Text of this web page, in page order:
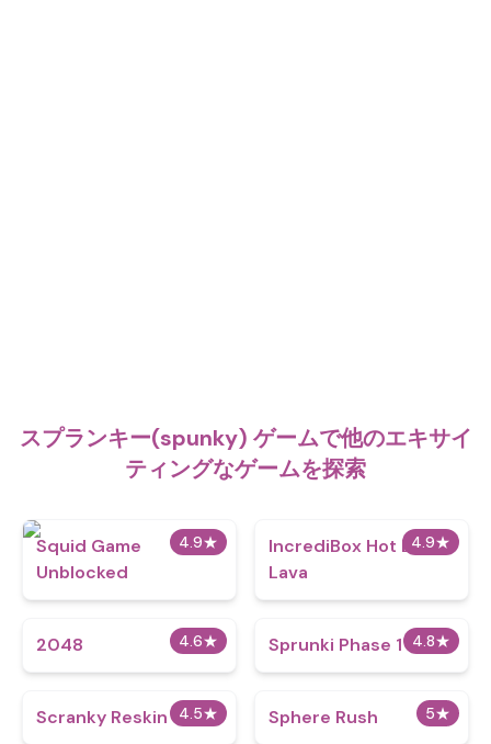
スプランキー(spunky) ゲームで他のエキサイ
ティングなゲームを探索
4.9★
Squid Game
Unblocked
4.9★
IncrediBox Hot Like
Lava
4.6★
2048 4.8★
Sprunki Phase 1
4.5★
Scranky Reskin 5★
Sphere Rush